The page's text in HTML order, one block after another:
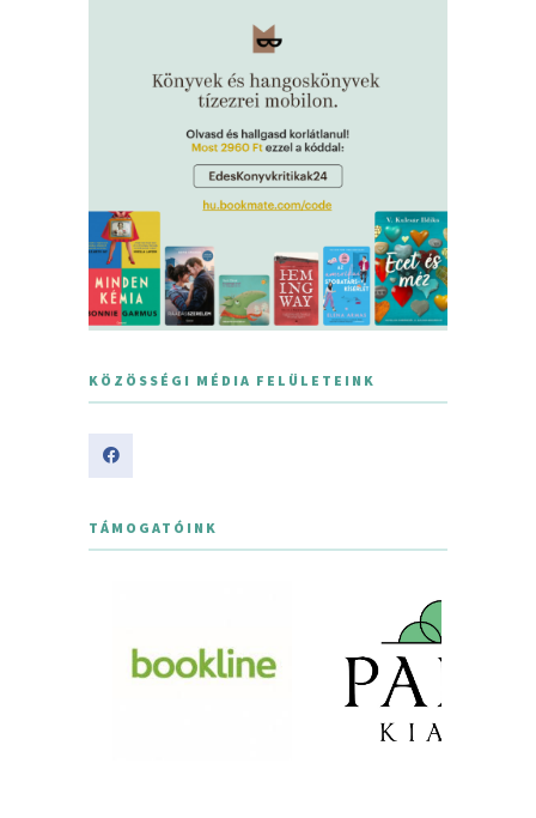
KÖZÖSSÉGI MÉDIA FELÜLETEINK
TÁMOGATÓINK